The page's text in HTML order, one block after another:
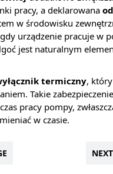
pracy, a deklarowana
w środowisku
urządzenie pracuje w
jest naturalnym
termiczny,
Takie
pracy pompy,
w czasie.